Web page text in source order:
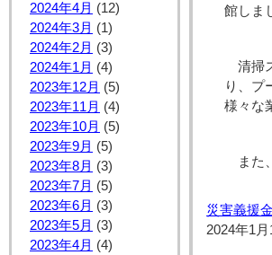
2024年4月 (12)
2024年3月 (1)
2024年2月 (3)
2024年1月 (4)
2023年12月 (5)
2023年11月 (4)
2023年10月 (5)
2023年9月 (5)
2023年8月 (3)
2023年7月 (5)
2023年6月 (3)
2023年5月 (3)
2023年4月 (4)
館しま
清掃
り、プ
様々な
また
災害義援
2024年1